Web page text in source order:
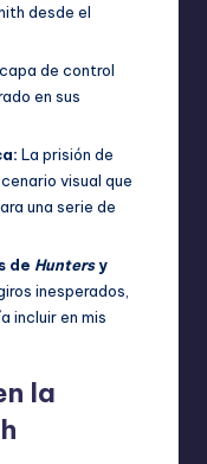
desde el
de control
en sus
La prisión de
visual que
una serie de
de Huntersy
inesperados,
incluir en mis
la